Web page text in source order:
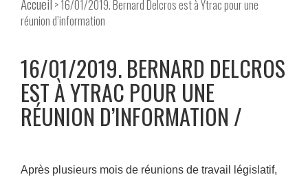
> 16/01/2019. Bernard Delcros est à Ytrac pour une
réunion d’information
16/01/2019. BERNARD DELCROS
EST À YTRAC POUR UNE
RÉUNION D’INFORMATION
Après plusieurs mois de réunions de travail législatif,